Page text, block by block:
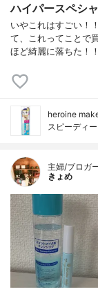
ハイパースペシ
いやこれはすごい！
て、これってことで
ほど綺麗に落ちた！
heroine
スピーディ
主婦/ブロガ
きょめ